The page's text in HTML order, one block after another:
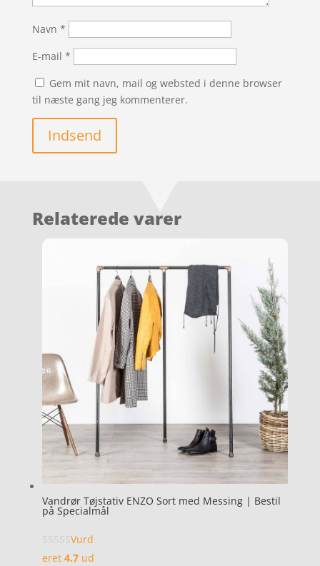
Navn *
E-mail *
Gem mit navn, mail og websted i denne browser
til næste gang jeg kommenterer.
Indsend
Relaterede varer
Vandrør Tøjstativ ENZO Sort med Messing | Bestil
på Specialmål
Vurd
eret 4.7ud